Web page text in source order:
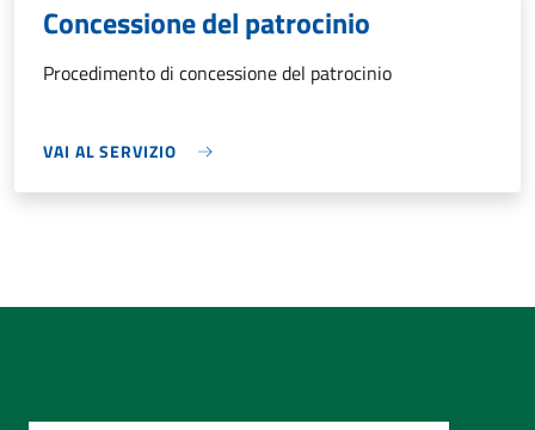
Concessione del patrocinio
Procedimento di concessione del patrocinio
VAI AL SERVIZIO